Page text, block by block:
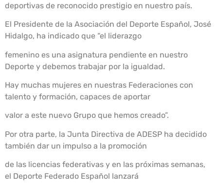
deportivas de reconocido prestigio en nuestro país.
El Presidente de la Asociación del Deporte Español, José
Hidalgo, ha indicado que “el liderazgo
femenino es una asignatura pendiente en nuestro
Deporte y debemos trabajar por la igualdad.
Hay muchas mujeres en nuestras Federaciones con
talento y formación, capaces de aportar
valor a este nuevo Grupo que hemos creado”.
Por otra parte, la Junta Directiva de ADESP ha decidido
también dar un impulso a la promoción
de las licencias federativas y en las próximas semanas,
el Deporte Federado Español lanzará